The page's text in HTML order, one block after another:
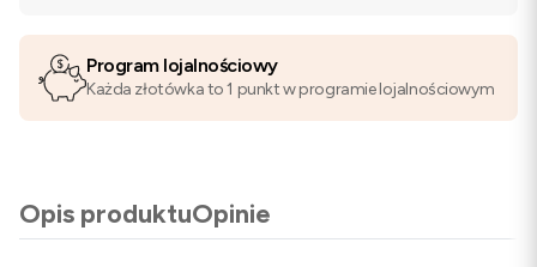
Program lojalnościowy
Każda złotówka to 1 punkt w programie lojalnościowym
Opis produktuOpinie